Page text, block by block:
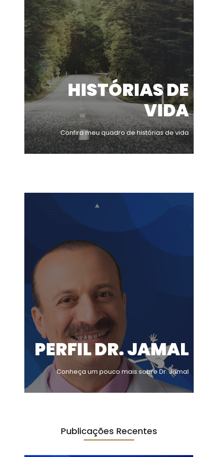
HISTÓRIAS DE
VIDA
Confira meu quadro de histórias de vida
PERFIL DR. JAMAL
Conheça um pouco mais sobre Dr. Jamal
Publicações Recentes